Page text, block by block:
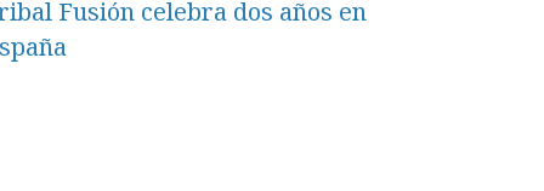
Fusión celebra dos años en